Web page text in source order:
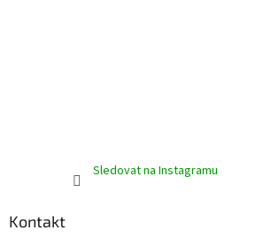
Sledovat na Instagramu
Kontakt